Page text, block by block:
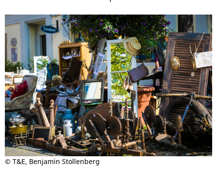
© T&E, Benjamin Stollenberg